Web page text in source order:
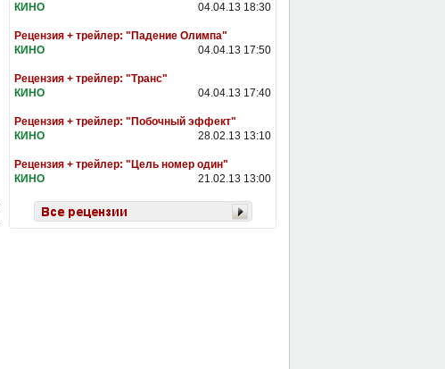
04.04.13 18:30
КИНО
Рецензия + трейлер: "Падение Олимпа"
04.04.13 17:50
КИНО
Рецензия + трейлер: "Транс"
04.04.13 17:40
КИНО
Рецензия + трейлер: "Побочный эффект"
28.02.13 13:10
КИНО
Рецензия + трейлер: "Цель номер один"
21.02.13 13:00
КИНО